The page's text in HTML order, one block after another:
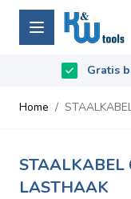
Ga naar de inhoud
Gratis
B2B / Grotere
voorwaarden
Beoordeeld met9.5
Home /
STAALKABEL
LASTHAAK